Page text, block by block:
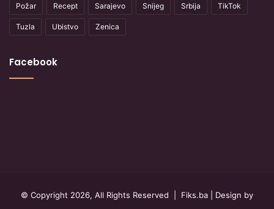
Požar Recept Sarajevo Snijeg Srbija TikTok
Tuzla Ubistvo Zenica
Facebook
© Copyright 2026, All Rights Reserved | Fiks.ba | Design by